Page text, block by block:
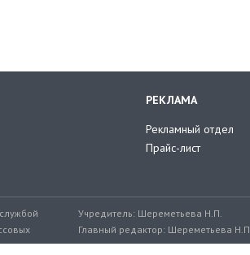
РЕКЛАМА
Рекламный отдел
Прайс-лист
Учредитель: Шереметьева Н.П.
Главный редактор: Шереметьева Н.П.